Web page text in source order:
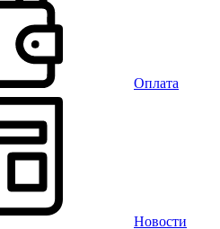
Оплата
Новости